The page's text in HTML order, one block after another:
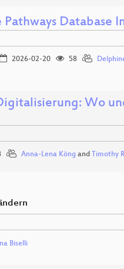
Database
2026-02-20 58
Wo
Anna-Lena Köngand Timothy
Biselli